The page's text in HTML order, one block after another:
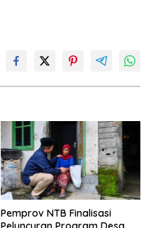
Pemprov NTB Finalisasi